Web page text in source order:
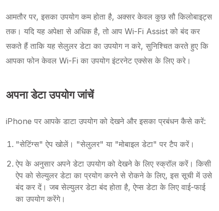
आमतौर पर, इसका उपयोग कम होता है, अक्सर केवल कुछ सौ किलोबाइट्स
तक। यदि यह अपेक्षा से अधिक है, तो आप Wi-Fi Assist को बंद कर
सकते हैं ताकि यह सेलुलर डेटा का उपयोग न करे, सुनिश्चित करते हुए कि
आपका फोन केवल Wi-Fi का उपयोग इंटरनेट एक्सेस के लिए करे।
अपना डेटा उपयोग जांचें
iPhone पर आपके डाटा उपयोग को देखने और इसका प्रबंधन कैसे करें:
"सेटिंग्स" ऐप खोलें। "सेलुलर" या "मोबाइल डेटा" पर टैप करें।
ऐप के अनुसार अपने डेटा उपयोग को देखने के लिए स्क्रॉल करें। किसी
ऐप को सेल्युलर डेटा का प्रयोग करने से रोकने के लिए, इस सूची में उसे
बंद कर दें। जब सेल्युलर डेटा बंद होता है, ऐप्स डेटा के लिए वाई-फाई
का उपयोग करेंगे।